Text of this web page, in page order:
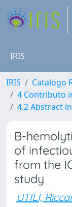
IRIS
IRIS
Catalogo
4 Contributo
4.2 Abstract
B-
of
from the
study
UTILI,